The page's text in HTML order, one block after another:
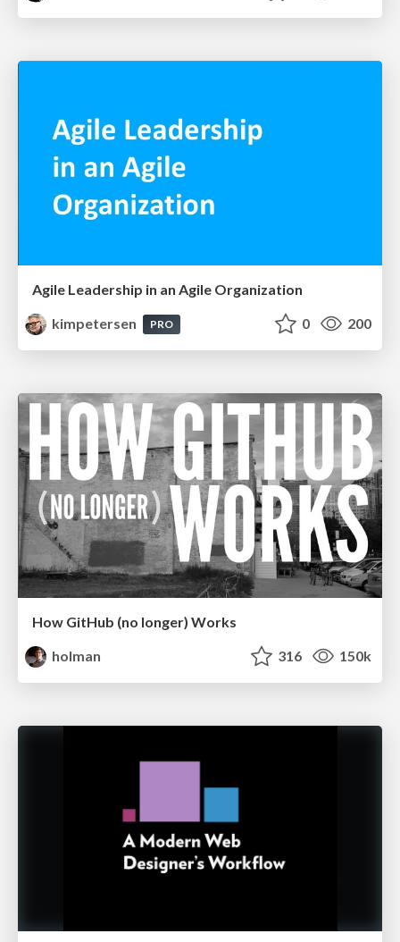
Agile Leadership in an Agile Organization
kimpetersen
PRO 0 200
How GitHub (no longer) Works
holman
316 150k